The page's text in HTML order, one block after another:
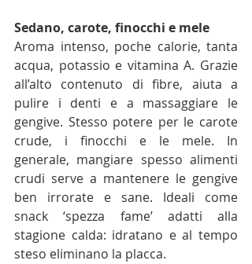
Sedano, carote, finocchi e mele
Aroma intenso, poche calorie, tanta
acqua, potassio e vitamina A. Grazie
all’alto contenuto di fibre, aiuta a
pulire i denti e a massaggiare le
gengive. Stesso potere per le carote
crude, i finocchi e le mele. In
generale, mangiare spesso alimenti
crudi serve a mantenere le gengive
ben irrorate e sane. Ideali come
snack ‘spezza fame’ adatti alla
stagione calda: idratano e al tempo
steso eliminano la placca.